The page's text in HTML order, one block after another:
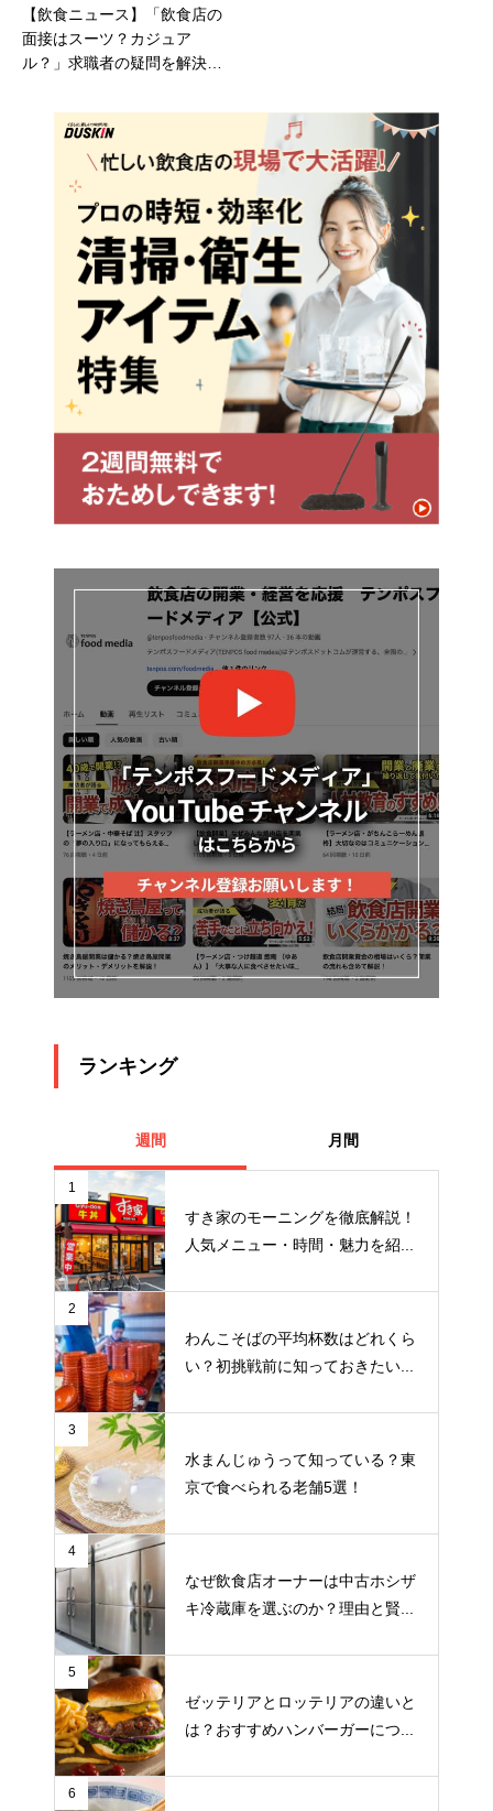
【飲食ニュース】「飲食店の
面接はスーツ？カジュア
ル？」求職者の疑問を解決す
ランキング
週間 月間
1
すき家のモーニングを徹底解説！
人気メニュー・時間・魅力を紹...
2
わんこそばの平均杯数はどれくら
い？初挑戦前に知っておきたい...
3
水まんじゅうって知っている？東
京で食べられる老舗5選！
4
なぜ飲食店オーナーは中古ホシザ
キ冷蔵庫を選ぶのか？理由と賢...
5
ゼッテリアとロッテリアの違いと
は？おすすめハンバーガーにつ...
6